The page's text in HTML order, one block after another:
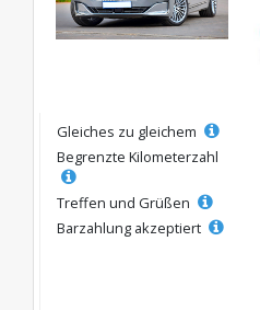
Gleiches zu gleichem
Begrenzte Kilometerzahl
Treffen und Grüßen
Barzahlung akzeptiert